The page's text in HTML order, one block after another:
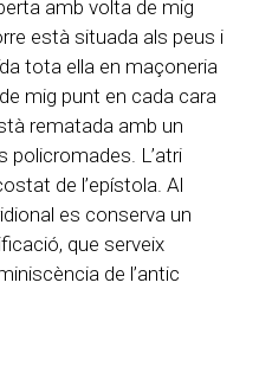
amb volta de mig
està situada als peus i
tota ella en maçoneria
mig punt en cada cara
rematada amb un
policromades. L’atri
de l’epístola. Al
es conserva un
que serveix
de l’antic